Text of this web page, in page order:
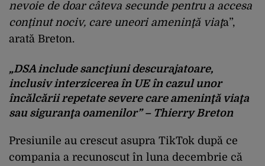
nevoie de doar câteva secunde pentru a accesa
conţinut nociv, care uneori ameninţă viaţa”,
arată Breton.
„DSA include sancţiuni descurajatoare,
inclusiv interzicerea în UE în cazul unor
încălcării repetate severe care ameninţă viaţa
sau siguranţa oamenilor” – Thierry Breton
Presiunile au crescut asupra TikTok după ce
compania a recunoscut în luna decembrie că